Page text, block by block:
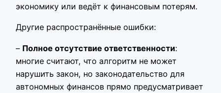
экономику или ведёт к финансовым потерям.
Другие распространённые ошибки:
– Полное отсутствие ответственности:
многие считают, что алгоритм не может
нарушить закон, но законодательство для
автономных финансов прямо предусматривает